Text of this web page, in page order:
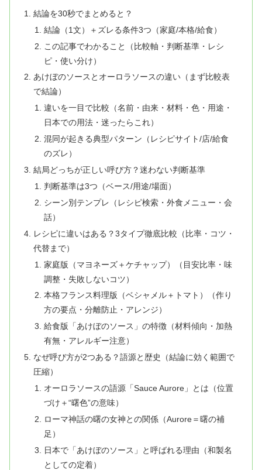
結論を30秒でまとめると？
結論（1文）＋ズレる条件3つ（家庭/本格/給食）
この記事でわかること（比較軸・判断基準・レシ
ピ・使い分け）
あけぼのソースとオーロラソースの違い（まず比較表
で結論）
違いを一目で比較（名前・由来・材料・色・用途・
日本での用法・迷ったらこれ）
混同が起きる典型パターン（レシピサイト/店/給食
のズレ）
結局どっちが正しい呼び方？迷わない判断基準
判断基準は3つ（ベース/用途/場面）
シーン別テンプレ（レシピ検索・外食メニュー・会
話）
レシピに違いはある？3タイプ徹底比較（比率・コツ・
代替まで）
家庭版（マヨネーズ＋ケチャップ）（目安比率・味
調整・失敗しないコツ）
本格フランス料理版（ベシャメル＋トマト）（作り
方の要点・分離防止・アレンジ）
給食版「あけぼのソース」の特徴（材料傾向・加熱
有無・アレルギー注意）
なぜ呼び方が2つある？語源と歴史（結論に効く範囲で
圧縮）
オーロラソースの語源「Sauce Aurore」とは（位置
づけ＋“曙色”の意味）
ローマ神話の曙の女神との関係（Aurore＝曙の補
足）
日本で「あけぼのソース」と呼ばれる理由（和製名
としての定着）